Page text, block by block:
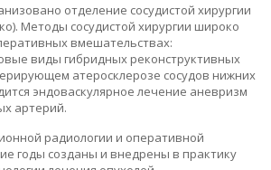
отделение сосудистой хирургии
Методы сосудистой хирургии широко
вмешательствах:
виды гибридных реконструктивных
атеросклерозе сосудов нижних
эндоваскулярное лечение аневризм
артерий.
радиологии и оперативной
годы созданы и внедрены в практику